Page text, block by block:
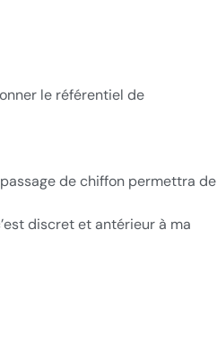
le référentiel de
de chiffon permettra de
discret et antérieur à ma